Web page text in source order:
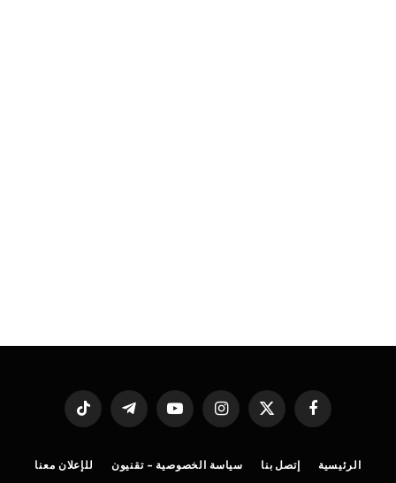
فيسبوك
X
الانستغراميوتيوب تيلقرام تيكتوك
الرئيسية إتصل بنا سياسة الخصوصية – تقنيون للإعلان معنا